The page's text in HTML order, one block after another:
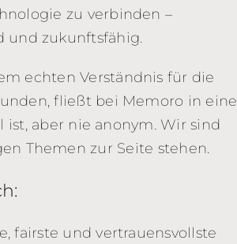
zu verbinden –
und zukunftsfähig.
echten Verständnis für die
fließt bei Memoro in eine
aber nie anonym. Wir sind
Themen zur Seite stehen.
fairste und vertrauensvollste